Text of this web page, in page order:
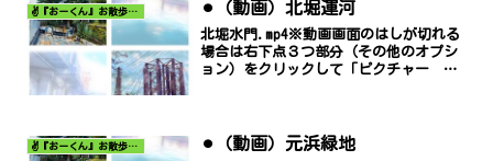
✌️『おーくん』お散歩日記〜どんな出会いがあるだろう〜 ⚫︎（動画）北堀運河
北堀水門.mp4※動画画面のはしが切れる
場合は右下点３つ部分（その他のオプシ
ョン）をクリックして「ピクチャー イ
✌️『おーくん』お散歩日記〜どんな出会いがあるだろう〜 ⚫︎（動画）元浜緑地